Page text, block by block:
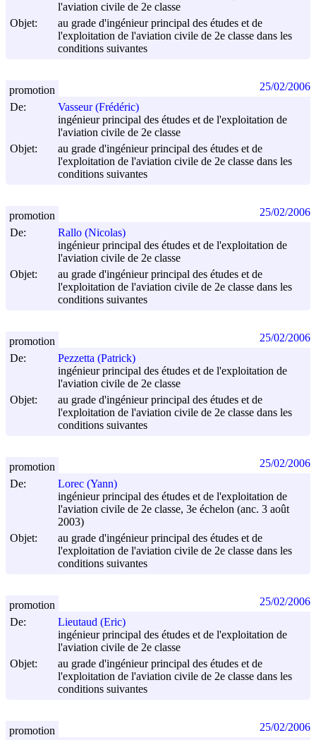
l'aviation civile de 2e classe
Objet:
au grade d'ingénieur principal des études et de
l'exploitation de l'aviation civile de 2e classe dans les
conditions suivantes
De:
Vasseur (Frédéric)
ingénieur principal des études et de l'exploitation de
l'aviation civile de 2e classe
Objet:
au grade d'ingénieur principal des études et de
l'exploitation de l'aviation civile de 2e classe dans les
conditions suivantes
promotion 25/02/2006
De:
Rallo (Nicolas)
ingénieur principal des études et de l'exploitation de
l'aviation civile de 2e classe
Objet:
au grade d'ingénieur principal des études et de
l'exploitation de l'aviation civile de 2e classe dans les
conditions suivantes
promotion 25/02/2006
De:
Pezzetta (Patrick)
ingénieur principal des études et de l'exploitation de
l'aviation civile de 2e classe
Objet:
au grade d'ingénieur principal des études et de
l'exploitation de l'aviation civile de 2e classe dans les
conditions suivantes
promotion 25/02/2006
De:
Lorec (Yann)
ingénieur principal des études et de l'exploitation de
l'aviation civile de 2e classe, 3e échelon (anc. 3 août
2003)
Objet:
au grade d'ingénieur principal des études et de
l'exploitation de l'aviation civile de 2e classe dans les
conditions suivantes
promotion 25/02/2006
De:
Lieutaud (Eric)
ingénieur principal des études et de l'exploitation de
l'aviation civile de 2e classe
Objet:
au grade d'ingénieur principal des études et de
l'exploitation de l'aviation civile de 2e classe dans les
conditions suivantes
promotion 25/02/2006
promotion 25/02/2006